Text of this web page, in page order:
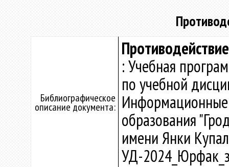
Библиографическое
описание документа:
: Учебная
по учебной
образования
имени Янки
УД-